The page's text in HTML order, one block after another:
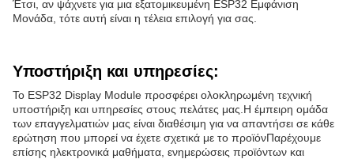
Έτσι, αν ψάχνετε για μια εξατομικευμένη ESP32 Εμφάνιση
Μονάδα, τότε αυτή είναι η τέλεια επιλογή για σας.
Υποστήριξη και υπηρεσίες:
Το ESP32 Display Module προσφέρει ολοκληρωμένη τεχνική
υποστήριξη και υπηρεσίες στους πελάτες μας.Η έμπειρη ομάδα
των επαγγελματιών μας είναι διαθέσιμη για να απαντήσει σε κάθε
ερώτηση που μπορεί να έχετε σχετικά με το προϊόνΠαρέχουμε
επίσης ηλεκτρονικά μαθήματα, ενημερώσεις προϊόντων και